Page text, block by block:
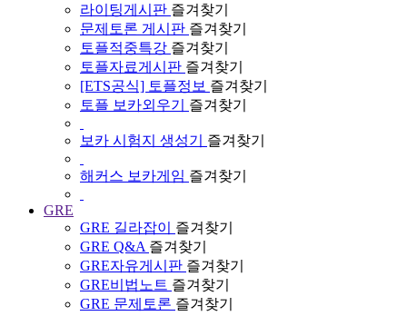
라이팅게시판 즐겨찾기
문제토론 게시판 즐겨찾기
토플적중특강 즐겨찾기
토플자료게시판 즐겨찾기
[ETS공식] 토플정보 즐겨찾기
토플 보카외우기
즐겨찾기
보카 시험지 생성기 즐겨찾기
해커스 보카게임 즐겨찾기
GRE
GRE 길라잡이
즐겨찾기
GRE Q&A 즐겨찾기
GRE자유게시판 즐겨찾기
GRE비법노트 즐겨찾기
GRE 문제토론 즐겨찾기